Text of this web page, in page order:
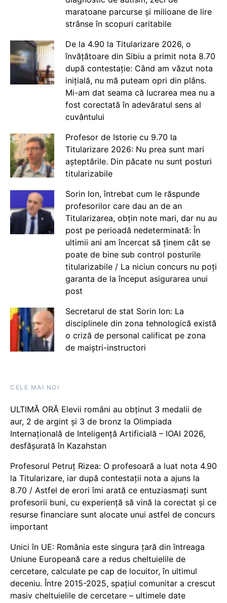
maratoane parcurse și milioane de lire
strânse în scopuri caritabile
De la 4.90 la Titularizare 2026, o
învățătoare din Sibiu a primit nota 8.70
după contestație: Când am văzut nota
inițială, nu mă puteam opri din plâns.
Mi-am dat seama că lucrarea mea nu a
fost corectată în adevăratul sens al
cuvântului
Profesor de Istorie cu 9.70 la
Titularizare 2026: Nu prea sunt mari
așteptările. Din păcate nu sunt posturi
titularizabile
Sorin Ion, întrebat cum le răspunde
profesorilor care dau an de an
Titularizarea, obțin note mari, dar nu au
post pe perioadă nedeterminată: În
ultimii ani am încercat să ținem cât se
poate de bine sub control posturile
titularizabile / La niciun concurs nu poți
garanta de la început asigurarea unui
post
Secretarul de stat Sorin Ion: La
disciplinele din zona tehnologică există
o criză de personal calificat pe zona
de maiștri-instructori
CELE MAI NOI
ULTIMĂ ORĂ Elevii români au obținut 3 medalii de
aur, 2 de argint și 3 de bronz la Olimpiada
Internațională de Inteligență Artificială – IOAI 2026,
desfășurată în Kazahstan
Profesorul Petruț Rizea: O profesoară a luat nota 4.90
la Titularizare, iar după contestații nota a ajuns la
8.70 / Astfel de erori îmi arată ce entuziasmați sunt
profesorii buni, cu experiență să vină la corectat și ce
resurse financiare sunt alocate unui astfel de concurs
important
Unici în UE: România este singura țară din întreaga
Uniune Europeană care a redus cheltuielile de
cercetare, calculate pe cap de locuitor, în ultimul
deceniu. Între 2015-2025, spațiul comunitar a crescut
masiv cheltuielile de cercetare – ultimele date